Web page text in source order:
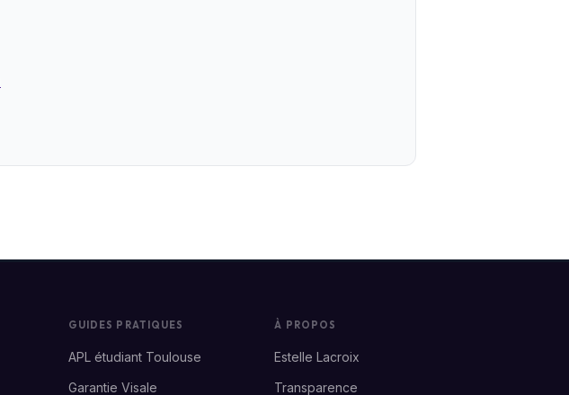
GUIDES PRATIQUES
APL étudiant Toulouse
Garantie Visale
À PROPOS
Estelle Lacroix
Transparence